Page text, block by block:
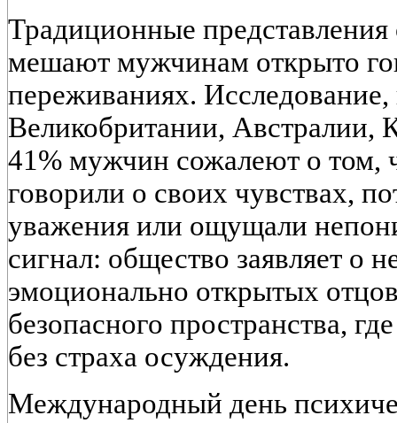
Традиционные
мешают мужчинам открыто
переживаниях. Исследование,
Великобритании,
41% мужчин сожалеют о том,
говорили о своих чувствах,
уважения или ощущали
сигнал: общество заявляет о
эмоционально открытых
безопасного пространства,
без страха осуждения.
Международный день